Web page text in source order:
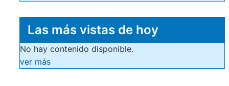
Las más vistas de hoy
No hay contenido disponible.
ver más